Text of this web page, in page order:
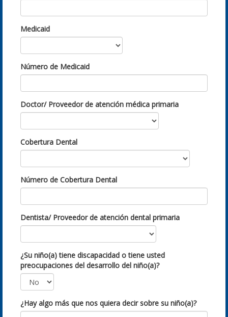
Medicaid
Número de Medicaid
Doctor/ Proveedor de atención médica primaria
Cobertura Dental
Número de Cobertura Dental
Dentista/ Proveedor de atención dental primaria
¿Su niño(a) tiene discapacidad o tiene usted
preocupaciones del desarrollo del niño(a)?
¿Hay algo más que nos quiera decir sobre su niño(a)?